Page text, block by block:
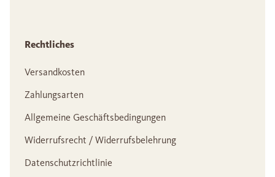
Rechtliches
Versandkosten
Zahlungsarten
Allgemeine Geschäftsbedingungen
Widerrufsrecht / Widerrufsbelehrung
Datenschutzrichtlinie